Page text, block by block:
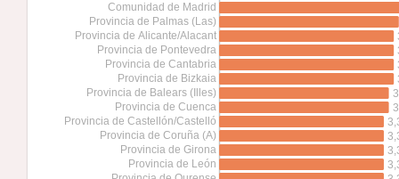
Provincia de León
Provincia de Girona
Provincia de Coruña (A)
Provincia de Castellón/Castelló
Provincia de Cuenca
Provincia de Balears (Illes)
Provincia de Bizkaia
Provincia de Cantabria
Provincia de Pontevedra
Provincia de Alicante/Alacant
Provincia de Palmas (Las)
Comunidad de Madrid